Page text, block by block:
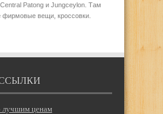
Patong и Jungceylon. Там
вещи, кроссовки.
лучшим ценам